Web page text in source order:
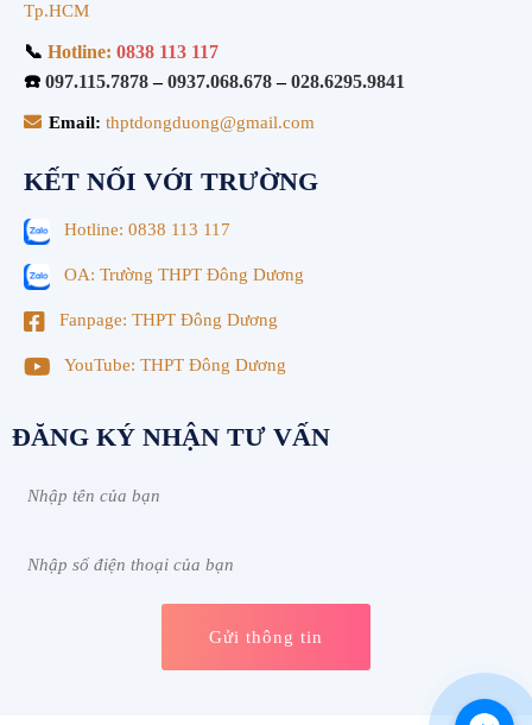
Tp.HCM
📞 Hotline: 0838 113 117
☎️ 097.115.7878–0937.068.678–028.6295.9841
Email: thptdongduong@gmail.com
KẾT NỐI VỚI TRƯỜNG
Hotline: 0838 113 117
OA: Trường THPT Đông Dương
Fanpage: THPT Đông Dương
YouTube: THPT Đông Dương
ĐĂNG KÝ NHẬN TƯ VẤN